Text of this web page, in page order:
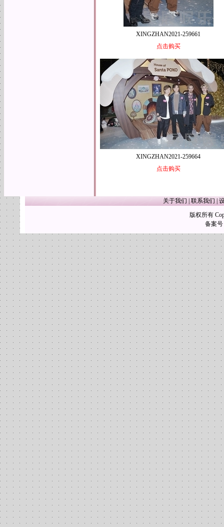
XINGZHAN2021-259661
点击购买
XINGZHAN2021-259664
点击购买
关于我们 联系我们
版权所有
备案号